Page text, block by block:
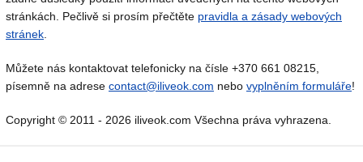
stránkách. Pečlivě si prosím přečtěte pravidla a zásady webových
stránek
Můžete nás kontaktovat telefonicky na čísle +370 661 08215,
písemně na adrese contact@iliveok.com nebo vyplněním formuláře!
Copyright © 2011 - 2026 iliveok.com Všechna práva vyhrazena.